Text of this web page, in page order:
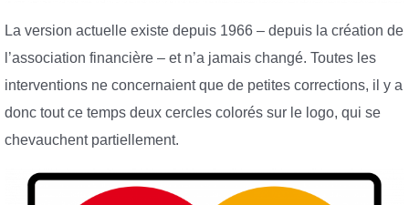
La version actuelle existe depuis 1966 – depuis la création de
l’association financière – et n’a jamais changé. Toutes les
interventions ne concernaient que de petites corrections, il y a
donc tout ce temps deux cercles colorés sur le logo, qui se
chevauchent partiellement.